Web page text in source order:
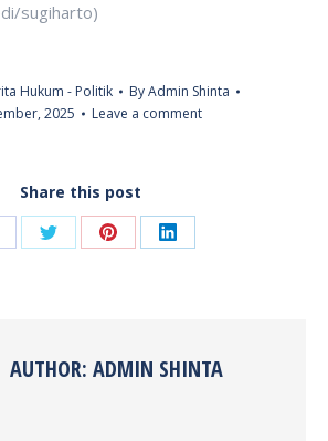
sugiharto)
Hukum - Politik ByAdmin Shinta
2025
Leave a comment
Share this post
Share Share Share
AUTHOR: ADMIN SHINTA